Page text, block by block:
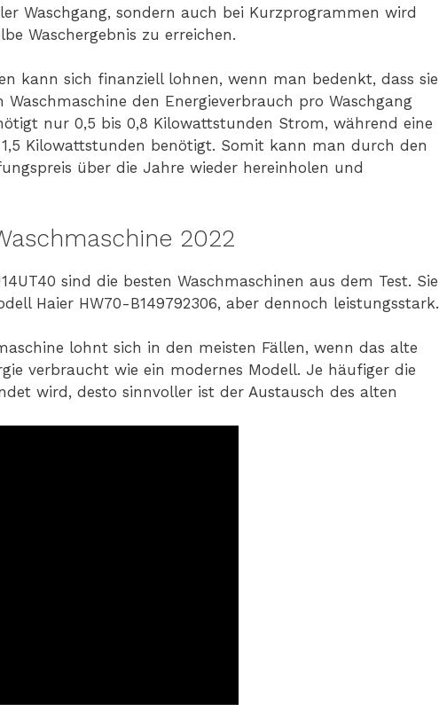
Waschgang, sondern auch bei Kurzprogrammen wird
Waschergebnis zu erreichen.
kann sich finanziell lohnen, wenn man bedenkt, dass sie
den Energieverbrauch pro Waschgang
nur 0,5 bis 0,8 Kilowattstunden Strom, während eine
Kilowattstunden benötigt. Somit kann man durch den
über die Jahre wieder hereinholen und
2022
sind die besten Waschmaschinen aus dem Test. Sie
Haier HW70-B149792306, aber dennoch leistungsstark.
lohnt sich in den meisten Fällen, wenn das alte
verbraucht wie ein modernes Modell. Je häufiger die
wird, desto sinnvoller ist der Austausch des alten